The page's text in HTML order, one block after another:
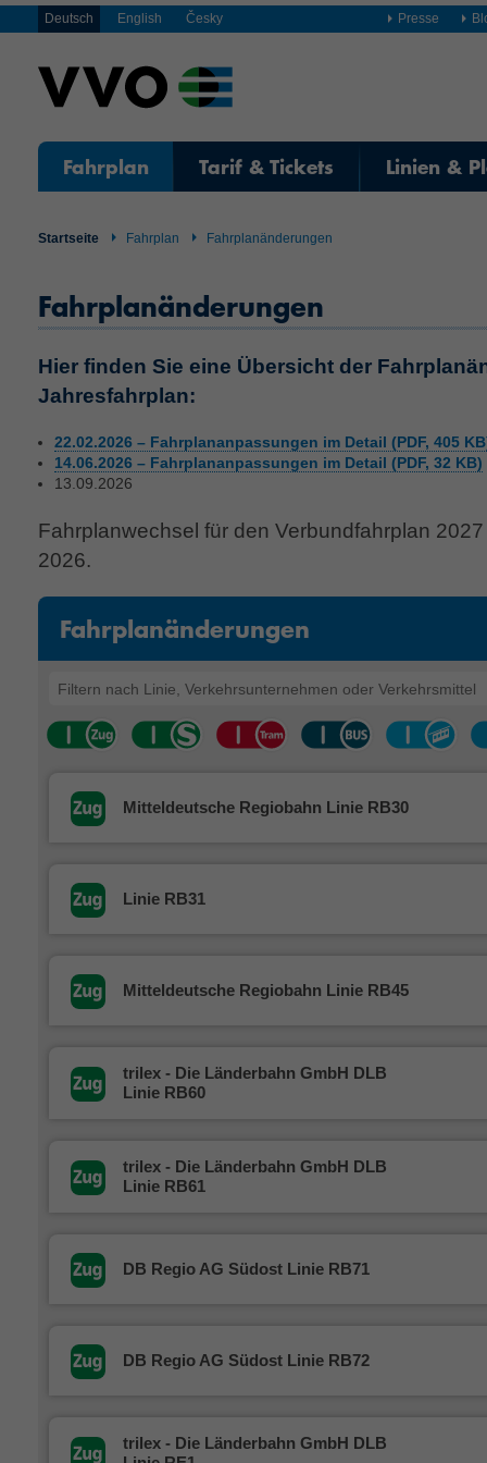
Deutsch English Česky Presse
Fahrplan Tarif & Tickets Linien &
Startseite Fahrplan Fahrplanänderungen
Fahrplanänderungen
Hier finden Sie eine Übersicht der
Jahresfahrplan:
22.02.2026 – Fahrplananpassungen im Detail (PDF, 405
14.06.2026 – Fahrplananpassungen im Detail (PDF, 32 KB)
13.09.2026
Fahrplanwechsel für den Verbundfahrplan
2026.
Fahrplanänderungen
Mitteldeutsche Regiobahn Linie RB30
Linie RB31
Mitteldeutsche Regiobahn Linie RB45
trilex - Die Länderbahn GmbH DLB
Linie RB60
trilex - Die Länderbahn GmbH DLB
Linie RB61
DB Regio AG Südost Linie RB71
DB Regio AG Südost Linie RB72
trilex - Die Länderbahn GmbH DLB